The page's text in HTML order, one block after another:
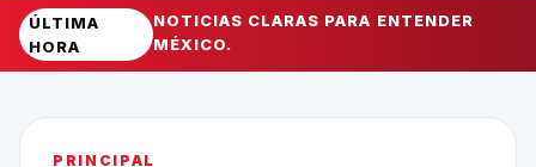
ÚLTIMA
HORA
NOTICIAS CLARAS PARA ENTENDER
MÉXICO.
PRINCIPAL